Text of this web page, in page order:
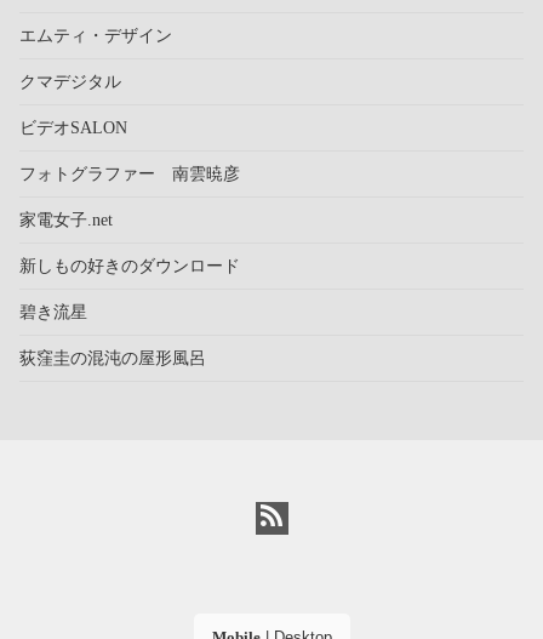
エムティ・デザイン
クマデジタル
ビデオSALON
フォトグラファー 南雲暁彦
家電女子.net
新しもの好きのダウンロード
碧き流星
荻窪圭の混沌の屋形風呂